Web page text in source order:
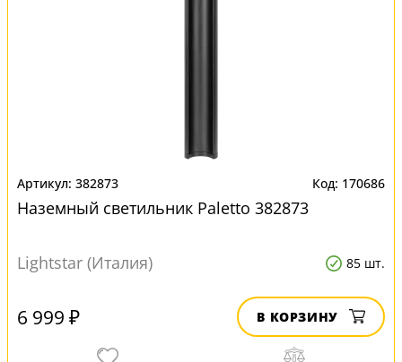
382873 170686
Наземный светильник Paletto 382873
Lightstar (Италия) 85 шт.
6 999 ₽ В КОРЗИНУ